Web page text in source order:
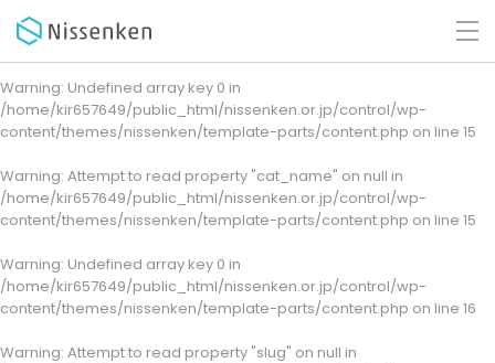
Warning: Undefined array key 0 in
/home/kir657649/public_html/nissenken.or.jp/control/wp-
content/themes/nissenken/template-parts/content.php on line 15
Warning: Attempt to read property "cat_name" on null in
/home/kir657649/public_html/nissenken.or.jp/control/wp-
content/themes/nissenken/template-parts/content.php on line 15
Warning: Undefined array key 0 in
/home/kir657649/public_html/nissenken.or.jp/control/wp-
content/themes/nissenken/template-parts/content.php on line 16
Warning: Attempt to read property "slug" on null in